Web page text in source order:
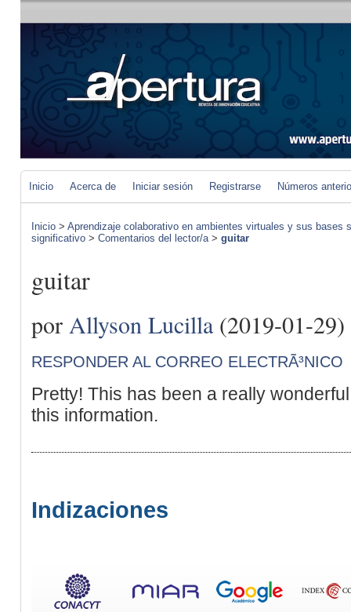
Inicio Acerca de Iniciar sesión Registrarse Números
Inicio > Aprendizaje colaborativo en ambientes virtuales y sus
significativo > Comentarios del lector/a> guitar
guitar
por Allyson Lucilla(2019-01-29)
RESPONDER AL CORREO ELECTRÃ³NICO
Pretty! This has been a really
this information.
Indizaciones